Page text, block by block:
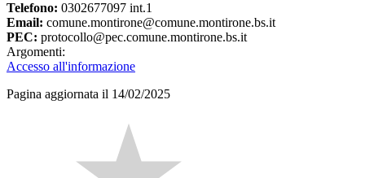
Telefono: 0302677097 int.1
Email: comune.montirone@comune.montirone.bs.it
PEC: protocollo@pec.comune.montirone.bs.it
Argomenti:
Accesso all'informazione
Pagina aggiornata il 14/02/2025